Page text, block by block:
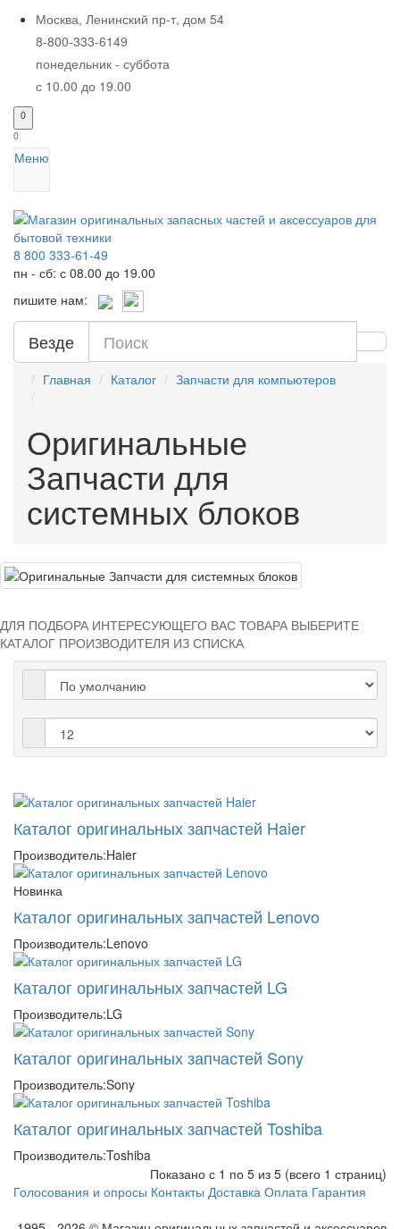
Москва, Ленинский пр-т, дом 54
8-800-333-6149
понедельник - суббота
с 10.00 до 19.00
0
0
Меню
8 800 333-61-49
пн - сб: с 08.00 до 19.00
пишите нам:
Везде
Главная Каталог Запчасти для компьютеров
Оригинальные
Запчасти для
системных блоков
ДЛЯ ПОДБОРА ИНТЕРЕСУЮЩЕГО ВАС ТОВАРА ВЫБЕРИТЕ
КАТАЛОГ ПРОИЗВОДИТЕЛЯ ИЗ СПИСКА
Каталог оригинальных запчастей Haier
Производитель:Haier
Новинка
Каталог оригинальных запчастей Lenovo
Производитель:Lenovo
Каталог оригинальных запчастей LG
Производитель:LG
Каталог оригинальных запчастей Sony
Производитель:Sony
Каталог оригинальных запчастей Toshiba
Производитель:Toshiba
Показано с 1 по 5 из 5 (всего 1 страниц)
Голосования и опросы Контакты Доставка Оплата Гарантия